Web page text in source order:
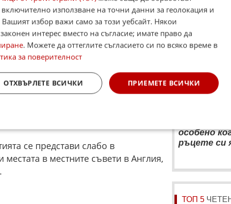
или дори по-лоша“, каза
– включително съветите на
в цяла Англия, 18
съвета. В допълнение към
на местните съвети – също ще
се представи слабо в
в местните съвети в Англия,
на американския
президент
на новия
бъдете
но не
направите
света,
бъдете
особено
ръцете си
ТОП 5
използване на точни данни за геолокация и
Вашият избор важи само за този уебсайт. Някои
интерес вместо на съгласие; имате право да
. Можете да оттеглите съгласието си по всяко време в
за поверителност
ПРИЕМЕТЕ ВСИЧКИ
ОТХВЪРЛЕТЕ ВСИЧКИ